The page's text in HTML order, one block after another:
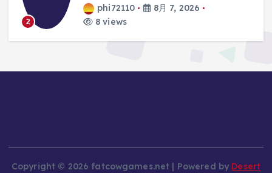
3
phi72110
8月 7, 2026
7 views
Copyright © 2026 fatcowgames.net | Powered by Desert